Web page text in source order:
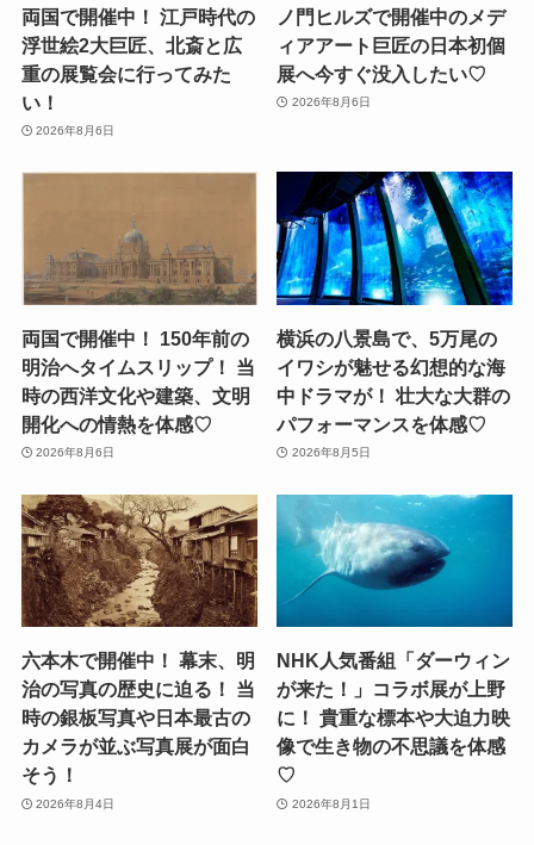
両国で開催中！ 江戸時代の
浮世絵2大巨匠、北斎と広
重の展覧会に行ってみた
い！
2026年8月6日
ノ門ヒルズで開催中のメデ
ィアアート巨匠の日本初個
展へ今すぐ没入したい♡
2026年8月6日
両国で開催中！ 150年前の
明治へタイムスリップ！ 当
時の西洋文化や建築、文明
開化への情熱を体感♡
2026年8月6日
横浜の八景島で、5万尾の
イワシが魅せる幻想的な海
中ドラマが！ 壮大な大群の
パフォーマンスを体感♡
2026年8月5日
六本木で開催中！ 幕末、明
治の写真の歴史に迫る！ 当
時の銀板写真や日本最古の
カメラが並ぶ写真展が面白
そう！
2026年8月4日
NHK人気番組「ダーウィン
が来た！」コラボ展が上野
に！ 貴重な標本や大迫力映
像で生き物の不思議を体感
♡
2026年8月1日